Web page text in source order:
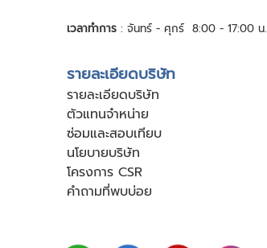
เวลาทำการ : จันทร์ - ศุกร์ 8:00 - 17:00 น.
รายละเอียดบริษัท
รายละเอียดบริษัท
ตัวแทนจำหน่าย
ซ่อมและสอบเทียบ
นโยบายบริษัท
โครงการ CSR
คำถามที่พบบ่อย